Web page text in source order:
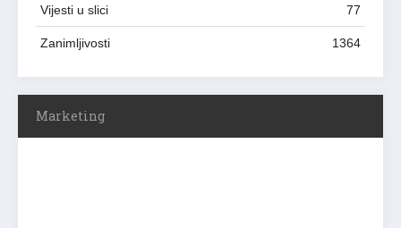
Vijesti u slici 77
Zanimljivosti 1364
Marketing